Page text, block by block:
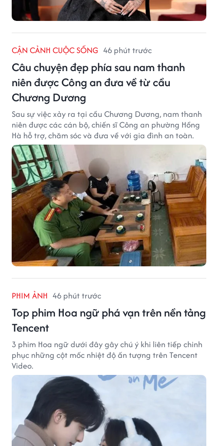
CẬN CẢNH CUỘC SỐNG 46 phút trước
Câu chuyện đẹp phía sau nam thanh
niên được Công an đưa về từ cầu
Chương Dương
Sau sự việc xảy ra tại cầu Chương Dương, nam thanh
niên được các cán bộ, chiến sĩ Công an phường Hồng
Hà hỗ trợ, chăm sóc và đưa về với gia đình an toàn.
PHIM ẢNH 46 phút trước
Top phim Hoa ngữ phá vạn trên nền tảng
Tencent
3 phim Hoa ngữ dưới đây gây chú ý khi liên tiếp chinh
phục những cột mốc nhiệt độ ấn tượng trên Tencent
Video.